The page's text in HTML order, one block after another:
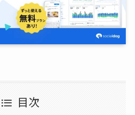
目次